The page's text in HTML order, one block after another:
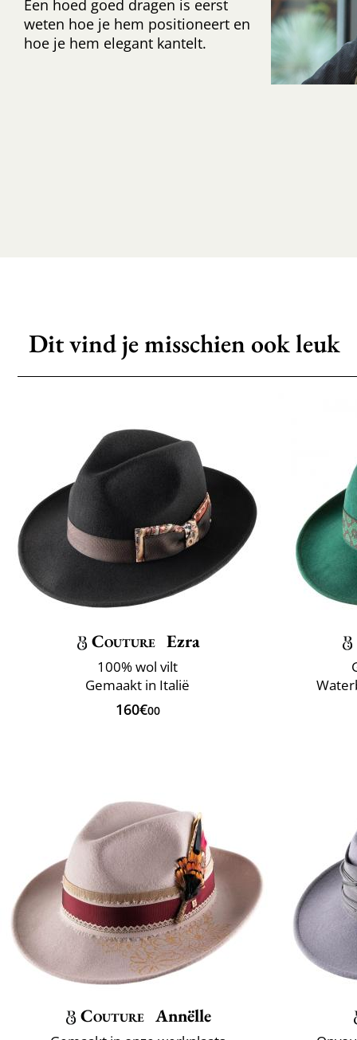
Een hoed goed dragen is eerst
weten hoe je hem positioneert en
hoe je hem elegant kantelt.
Dit vind je misschien ook leuk
Couture Ezra
100% wol vilt
Gemaakt in Italië
160€00
Couture Annëlle